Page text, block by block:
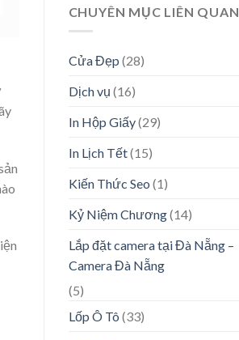
CHUYÊN MỤC LIÊN QUAN
Cửa Đẹp (28)
Dịch vụ (16)
In Hộp Giấy(29)
In Lịch Tết(15)
Kiến Thức Seo (1)
Kỷ Niệm Chương(14)
Lắp đặt camera tại Đà Nẵng –
Camera Đà Nẵng
(5)
Lốp Ô Tô (33)